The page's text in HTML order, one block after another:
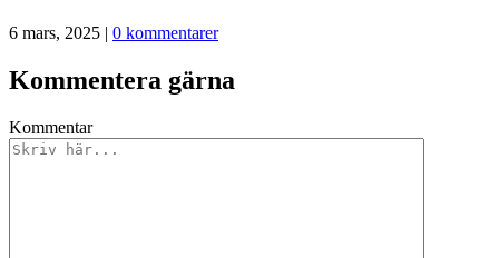
6 mars, 2025 | 0 kommentarer
Kommentera gärna
Kommentar